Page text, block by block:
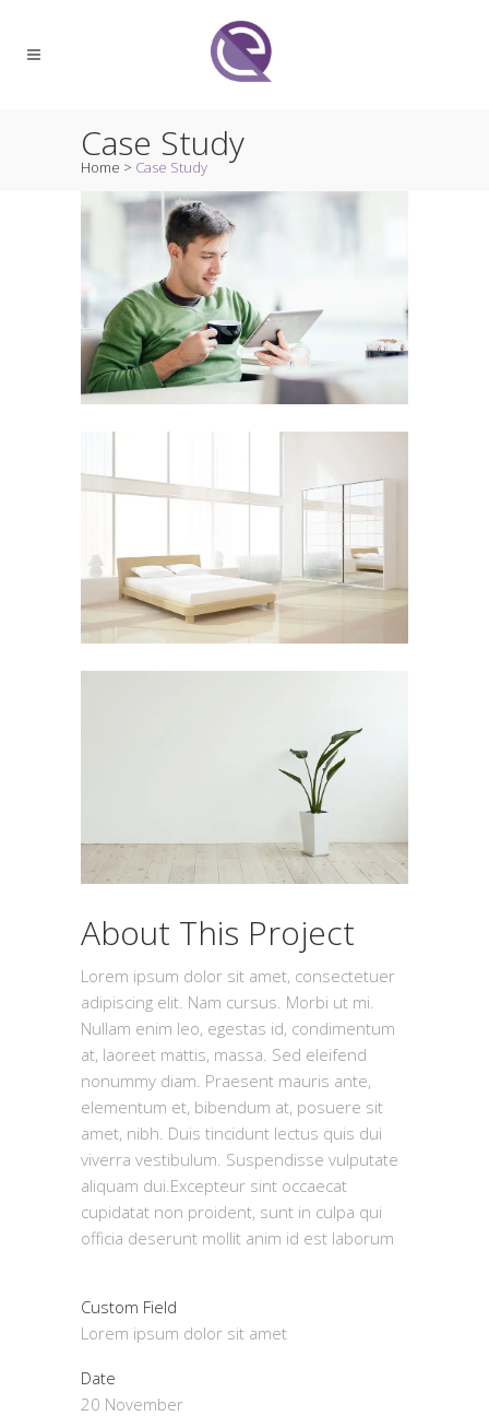
Case Study
Home > Case Study
About This Project
Lorem ipsum dolor sit amet, consectetuer
adipiscing elit. Nam cursus. Morbi ut mi.
Nullam enim leo, egestas id, condimentum
at, laoreet mattis, massa. Sed eleifend
nonummy diam. Praesent mauris ante,
elementum et, bibendum at, posuere sit
amet, nibh. Duis tincidunt lectus quis dui
viverra vestibulum. Suspendisse vulputate
aliquam dui.Excepteur sint occaecat
cupidatat non proident, sunt in culpa qui
officia deserunt mollit anim id est laborum
Custom Field
Lorem ipsum dolor sit amet
Date
20 November